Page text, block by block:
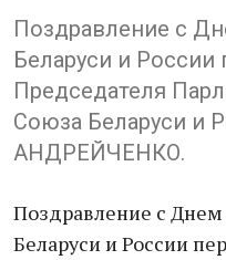
Поздравление с
Беларуси и России
Председателя
Союза Беларуси и
АНДРЕЙЧЕНКО.
Поздравление с
Беларуси и России